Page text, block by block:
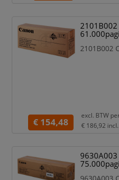
2101B002
2101B002
€ 154,48
excl. BTW
€ 186,92
9630A003